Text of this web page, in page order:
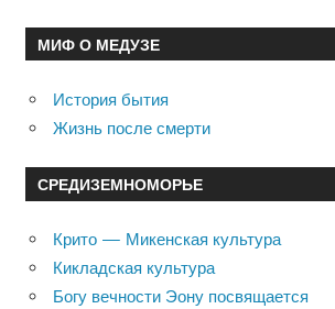
МИФ О МЕДУЗЕ
История бытия
Жизнь после смерти
СРЕДИЗЕМНОМОРЬЕ
Крито — Микенская культура
Кикладская культура
Богу вечности Эону посвящается